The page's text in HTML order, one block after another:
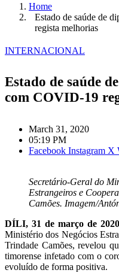
Home
Estado de saúde de
regista melhorias
INTERNACIONAL
Estado de saúde
com COVID-19
March 31, 2020
05:19 PM
Facebook Instagram X
Secretário-Geral do
Estrangeiros e
Camões. Imagem/
DÍLI, 31 de março de
Ministério dos Negócios
Trindade Camões, revelou
timorense infetado com o
evoluído de forma positiva.